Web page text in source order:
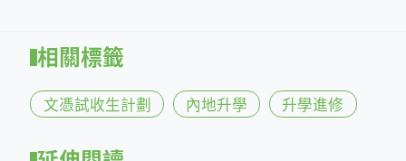
相關標籤
文憑試收生計劃 內地升學 升學進修